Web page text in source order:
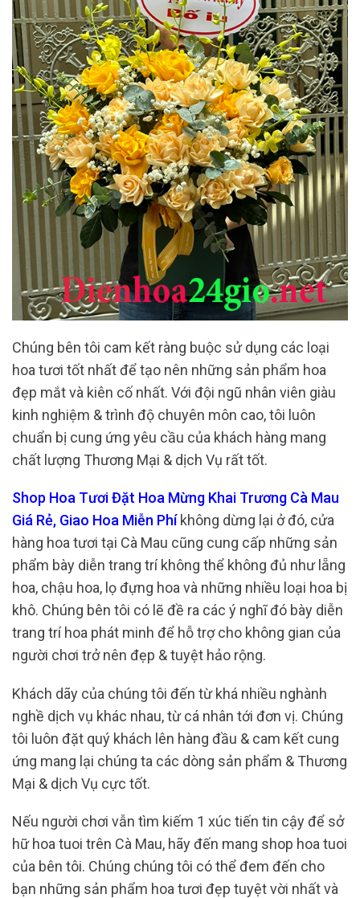
Chúng bên tôi cam kết ràng buộc sử dụng các loại
hoa tươi tốt nhất để tạo nên những sản phẩm hoa
đẹp mắt và kiên cố nhất. Với đội ngũ nhân viên giàu
kinh nghiệm & trình độ chuyên môn cao, tôi luôn
chuẩn bị cung ứng yêu cầu của khách hàng mang
chất lượng Thương Mại & dịch Vụ rất tốt.
Shop Hoa Tươi Đặt Hoa Mừng Khai Trương Cà Mau
Giá Rẻ, Giao Hoa Miễn Phíkhông dừng lại ở đó, cửa
hàng hoa tươi tại Cà Mau cũng cung cấp những sản
phẩm bày diễn trang trí không thể không đủ như lẵng
hoa, chậu hoa, lọ đựng hoa và những nhiều loại hoa bị
khô. Chúng bên tôi có lẽ đề ra các ý nghĩ đó bày diễn
trang trí hoa phát minh để hỗ trợ cho không gian của
người chơi trở nên đẹp & tuyệt hảo rộng.
Khách dãy của chúng tôi đến từ khá nhiều nghành
nghề dịch vụ khác nhau, từ cá nhân tới đơn vị. Chúng
tôi luôn đặt quý khách lên hàng đầu & cam kết cung
ứng mang lại chúng ta các dòng sản phẩm & Thương
Mại & dịch Vụ cực tốt.
Nếu người chơi vẫn tìm kiếm 1 xúc tiến tin cậy để sở
hữ hoa tuoi trên Cà Mau, hãy đến mang shop hoa tuoi
của bên tôi. Chúng chúng tôi có thể đem đến cho
bạn những sản phẩm hoa tươi đẹp tuyệt vời nhất và